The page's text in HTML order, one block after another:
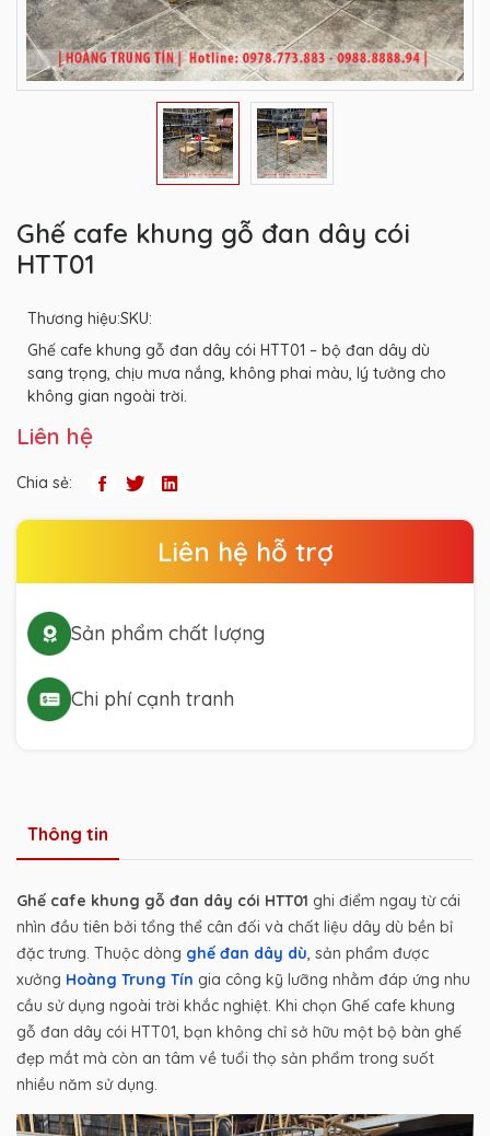
Ghế cafe khung gỗ đan dây cói
HTT01
Thương hiệu:SKU:
Ghế cafe khung gỗ đan dây cói HTT01 – bộ đan dây dù
sang trọng, chịu mưa nắng, không phai màu, lý tưởng cho
không gian ngoài trời.
Liên hệ
Chia sẻ:
Liên hệ hỗ trợ
Sản phẩm chất lượng
Chi phí cạnh tranh
Thông tin
Ghế cafe khung gỗ đan dây cói HTT01 ghi điểm ngay từ cái
nhìn đầu tiên bởi tổng thể cân đối và chất liệu dây dù bền bỉ
đặc trưng. Thuộc dòng ghế đan dây dù , sản phẩm được
xưởng Hoàng Trung Tín gia công kỹ lưỡng nhằm đáp ứng nhu
cầu sử dụng ngoài trời khắc nghiệt. Khi chọn Ghế cafe khung
gỗ đan dây cói HTT01, bạn không chỉ sở hữu một bộ bàn ghế
đẹp mắt mà còn an tâm về tuổi thọ sản phẩm trong suốt
nhiều năm sử dụng.